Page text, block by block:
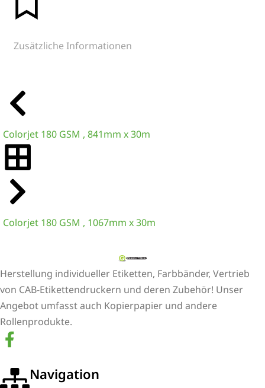
Zusätzliche Informationen
Colorjet 180 GSM , 841mm x 30m
Colorjet 180 GSM , 1067mm x 30m
Herstellung individueller Etiketten, Farbbänder, Vertrieb
von CAB-Etikettendruckern und deren Zubehör! Unser
Angebot umfasst auch Kopierpapier und andere
Rollenprodukte.
Navigation